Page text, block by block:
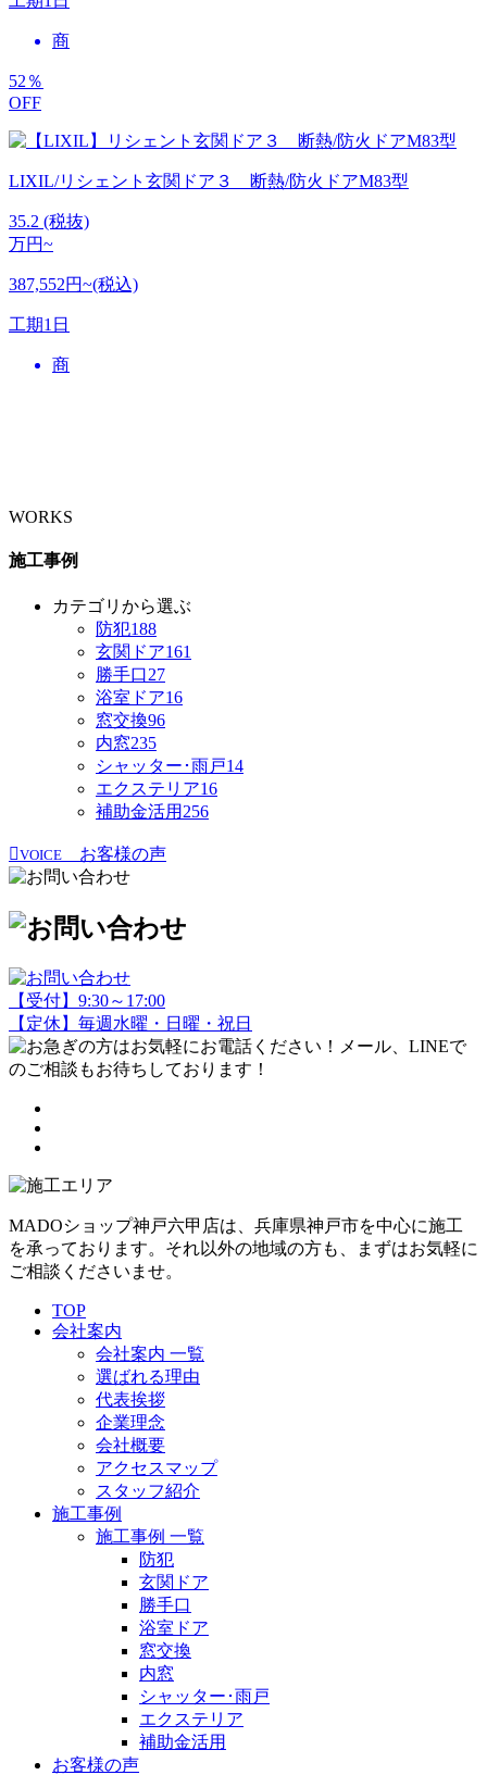
商
52 ％
OFF
LIXIL/リシェント玄関ドア３ 断熱/防火ドアM83型
35.2 (税抜)
万円~
387,552円~(税込)
工期1日
商
WORKS
施工事例
カテゴリから選ぶ
防犯188
玄関ドア161
勝手口27
浴室ドア16
窓交換96
内窓235
シャッター･雨戸14
エクステリア16
補助金活用 256
VOICE お客様の声
【受付】9:30～17:00
【定休】毎週水曜・日曜・祝日
MADOショップ神戸六甲店は、兵庫県神戸市を中心に施工
を承っております。それ以外の地域の方も、まずはお気軽に
ご相談くださいませ。
TOP
会社案内
会社案内 一覧
選ばれる理由
代表挨拶
企業理念
会社概要
アクセスマップ
スタッフ紹介
施工事例
施工事例 一覧
防犯
玄関ドア
勝手口
浴室ドア
窓交換
内窓
シャッター･雨戸
エクステリア
補助金活用
お客様の声